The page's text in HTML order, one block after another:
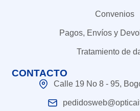
Convenios
Pagos, Envíos y
Tratamiento de
CONTACTO
Calle 19 No 8 - 95,